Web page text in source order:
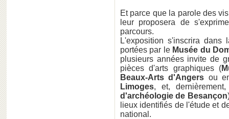
Et parce que la parole des
leur proposera de
parcours.
L'exposition s'inscrira dans
portées par le Musée du
plusieurs années invite de
pièces d'arts graphiques (
Beaux-Arts d'Angers ou
Limoges, et,
d'archéologie de Besançon
lieux identifiés de l'étude et
national.